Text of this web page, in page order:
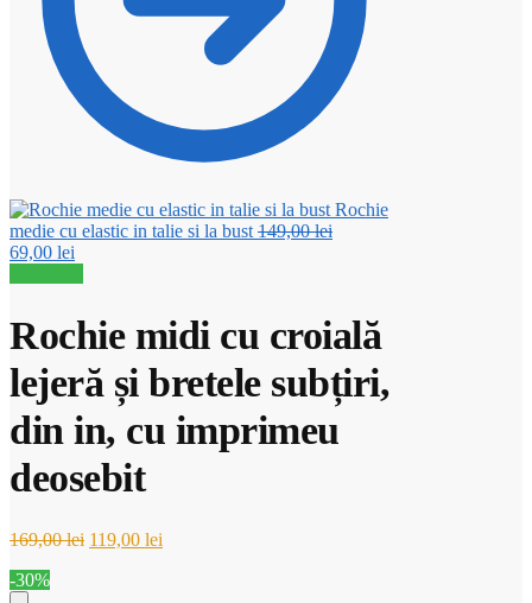
Rochie
medie cu elastic in talie si la bust 149,00leiPrețul
69,00 lei
Rochie midi cu croială
lejeră și bretele subțiri,
din in, cu imprimeu
deosebit
169,00lei Prețul
119,00 lei
-30%